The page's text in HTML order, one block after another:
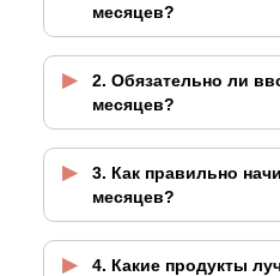
месяцев?
2. Обязательно ли
месяцев?
3. Как правильно
месяцев?
4. Какие продукты